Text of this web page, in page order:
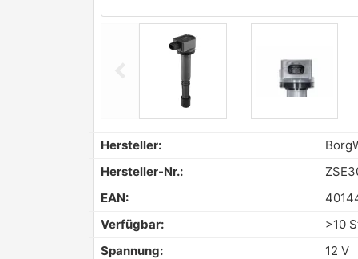
Hersteller:
Hersteller-Nr.:
EAN:
Verfügbar:
>10
Spannung:
12 V